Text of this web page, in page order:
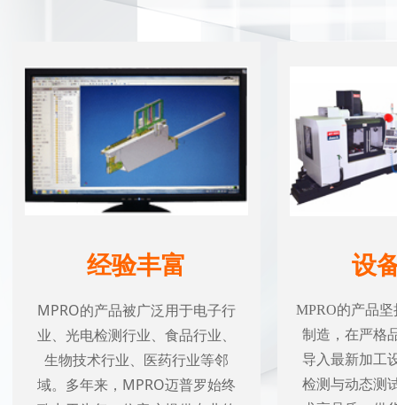
经验丰富
MPRO的产品被广泛用于电子行
业、光电检测行业、食品行业、
生物技术行业、医药行业等邻
域。多年来，MPRO迈普罗始终
设
MPRO的产品
制造，在严格
导入最新加工
检测与动态测